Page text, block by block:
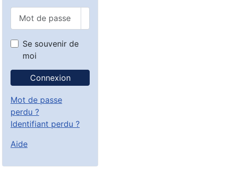
Se souvenir de
moi
Connexion
Mot de passe
perdu ?
Identifiant perdu ?
Aide